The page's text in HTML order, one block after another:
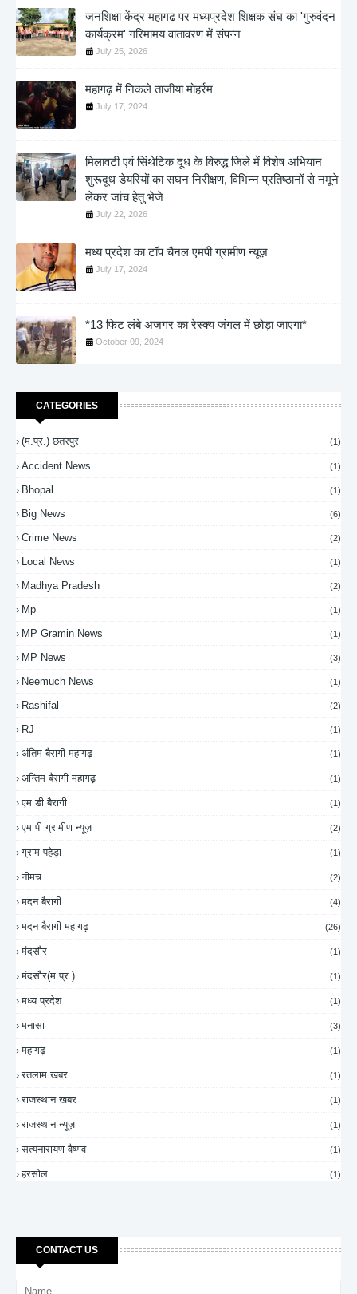
जनशिक्षा केंद्र महागढ पर मध्यप्रदेश शिक्षक संघ का 'गुरुवंदन
कार्यक्रम' गरिमामय वातावरण में संपन्न
July 25, 2026
महागढ़ में निकले ताजीया मोहर्रम
July 17, 2024
मिलावटी एवं सिंथेटिक दूध के विरुद्ध जिले में विशेष अभियान
शुरूदूध डेयरियों का सघन निरीक्षण, विभिन्न प्रतिष्ठानों से नमूने
लेकर जांच हेतु भेजे
July 22, 2026
मध्य प्रदेश का टॉप चैनल एमपी ग्रामीण न्यूज़
July 17, 2024
*13 फिट लंबे अजगर का रेस्क्य जंगल में छोड़ा जाएगा*
October 09, 2024
CATEGORIES
(म.प्र.) छतरपुर (1)
Accident News (1)
Bhopal (1)
Big News (6)
Crime News (2)
Local News (1)
Madhya Pradesh (2)
Mp (1)
MP Gramin News (1)
MP News (3)
Neemuch News (1)
Rashifal (2)
RJ (1)
अंतिम बैरागी महागढ़ (1)
अन्तिम बैरागी महागढ़ (1)
एम डी बैरागी (1)
एम पी ग्रामीण न्यूज़ (2)
ग्राम पहेड़ा (1)
नीमच (2)
मदन बैरागी (4)
मदन बैरागी महागढ़ (26)
मंदसौर (1)
मंदसौर(म.प्र.) (1)
मध्य प्रदेश (1)
मनासा (3)
महागढ़ (1)
रतलाम खबर (1)
राजस्थान खबर (1)
राजस्थान न्यूज़ (1)
सत्यनारायण वैष्णव (1)
हरसोल (1)
CONTACT US